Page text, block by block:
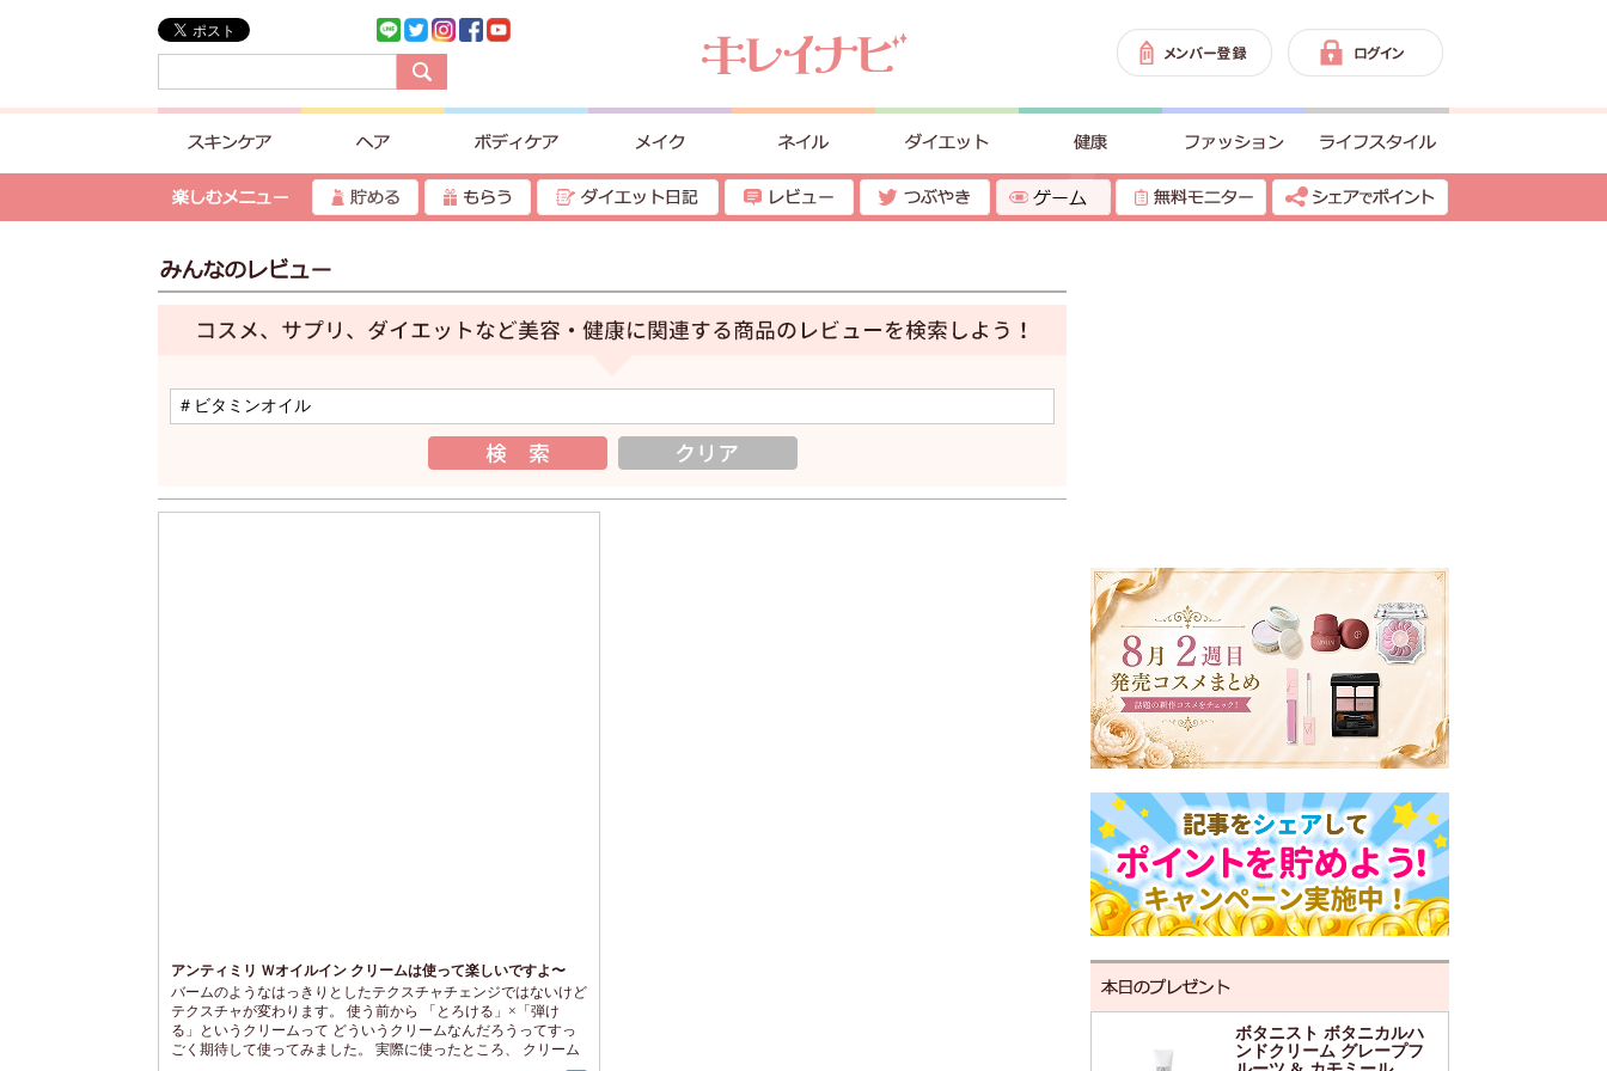
アンティミリ Ｗオイルイン クリームは使って楽しいですよ〜
バームのようなはっきりとしたテクスチャチェンジではないけど
テクスチャが変わります。 使う前から 「とろける」×「弾け
る」というクリームって どういうクリームなんだろうってすっ
ごく期待して使ってみました。 実際に使ったところ、 クリーム
ボタニスト ボタニカルハ
ンドクリーム グレープフ